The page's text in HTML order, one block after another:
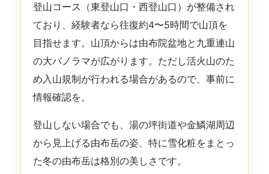
登山コース（東登山口・西登山口）が整備され
ており、経験者なら往復約4〜5時間で山頂を
目指せます。山頂からは由布院盆地と九重連山
の大パノラマが広がります。ただし活火山のた
め入山規制が行われる場合があるので、事前に
情報確認を。
登山しない場合でも、湯の坪街道や金鱗湖周辺
から見上げる由布岳の姿、特に雪化粧をまとっ
た冬の由布岳は格別の美しさです。